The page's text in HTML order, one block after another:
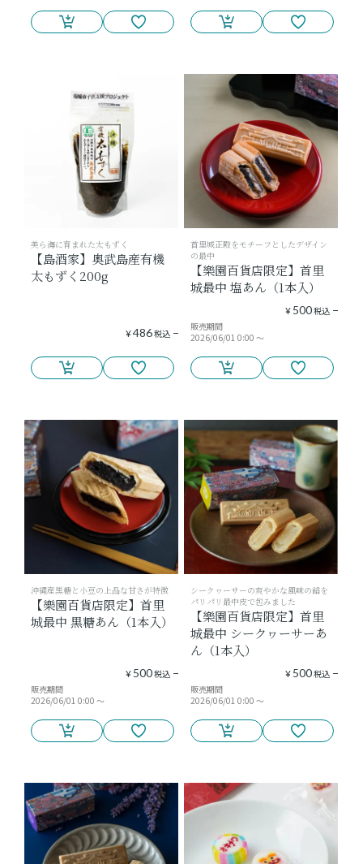
美ら海に育まれた太もずく
【島酒家】奥武島産有機
太もずく200g
¥486税込
首里城正殿をモチーフとしたデザイン
の最中
【樂園百貨店限定】首里
城最中 塩あん（1本入）
¥ 500税込
販売期間
2026/06/01 0:00 〜
沖縄産黒糖と小豆の上品な甘さが特徴
【樂園百貨店限定】首里
城最中 黒糖あん（1本入）
¥ 500税込
販売期間
2026/06/01 0:00 〜
シークヮーサーの爽やかな風味の餡を
パリパリ最中皮で包みました
【樂園百貨店限定】首里
城最中 シークヮーサーあ
ん（1本入）
¥ 500税込
販売期間
2026/06/01 0:00 〜